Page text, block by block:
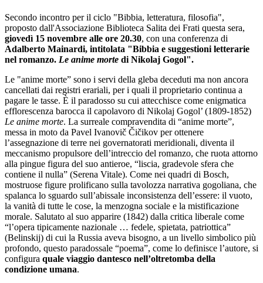
Secondo incontro per il ciclo "Bibbia, letteratura, filosofia",
proposto dall'Associazione Biblioteca Salita dei Frati questa sera,
giovedì 15 novembre alle ore 20.30, con una conferenza di
Adalberto Mainardi, intitolata "Bibbia e suggestioni letterarie
nel romanzo. Le anime morte di Nikolaj Gogol".
Le "anime morte” sono i servi della gleba deceduti ma non ancora
cancellati dai registri erariali, per i quali il proprietario continua a
pagare le tasse. È il paradosso su cui attecchisce come enigmatica
efflorescenza barocca il capolavoro di Nikolaj Gogol’ (1809-1852)
Le anime morte. La surreale compravendita di “anime morte”,
messa in moto da Pavel Ivanovič Čičikov per ottenere
l’assegnazione di terre nei governatorati meridionali, diventa il
meccanismo propulsore dell’intreccio del romanzo, che ruota attorno
alla pingue figura del suo antieroe, “liscia, gradevole sfera che
contiene il nulla” (Serena Vitale). Come nei quadri di Bosch,
mostruose figure prolificano sulla tavolozza narrativa gogoliana, che
spalanca lo sguardo sull’abissale inconsistenza dell’essere: il vuoto,
la vanità di tutte le cose, la menzogna sociale e la mistificazione
morale. Salutato al suo apparire (1842) dalla critica liberale come
“l’opera tipicamente nazionale … fedele, spietata, patriottica”
(Belinskij) di cui la Russia aveva bisogno, a un livello simbolico più
profondo, questo paradossale “poema”, come lo definisce l’autore, si
configura quale viaggio dantesco nell’oltretomba della
condizione umana.